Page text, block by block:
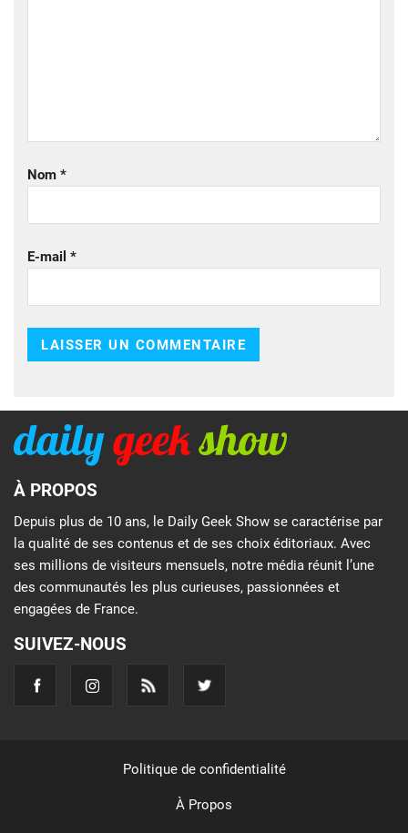
Nom *
E-mail *
À PROPOS
Depuis plus de 10 ans, le Daily Geek Show se caractérise par
la qualité de ses contenus et de ses choix éditoriaux. Avec
ses millions de visiteurs mensuels, notre média réunit l’une
des communautés les plus curieuses, passionnées et
engagées de France.
SUIVEZ-NOUS
Politique de confidentialité
À Propos